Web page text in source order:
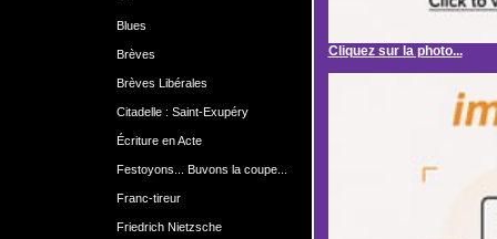
Blues
Brèves
Brèves Libérales
Citadelle : Saint-Exupéry
Écriture en Acte
Festoyons... Buvons la coupe...
Franc-tireur
Friedrich Nietzsche
Cliquez sur la photo...